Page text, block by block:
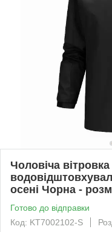
Чоловіча
осені Чорна -
Готово до відправки
Код: KT7002102-S